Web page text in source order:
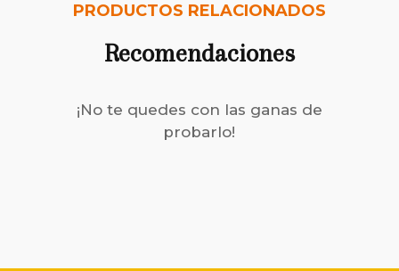
PRODUCTOS RELACIONADOS
Recomendaciones
¡No te quedes con las ganas de
probarlo!